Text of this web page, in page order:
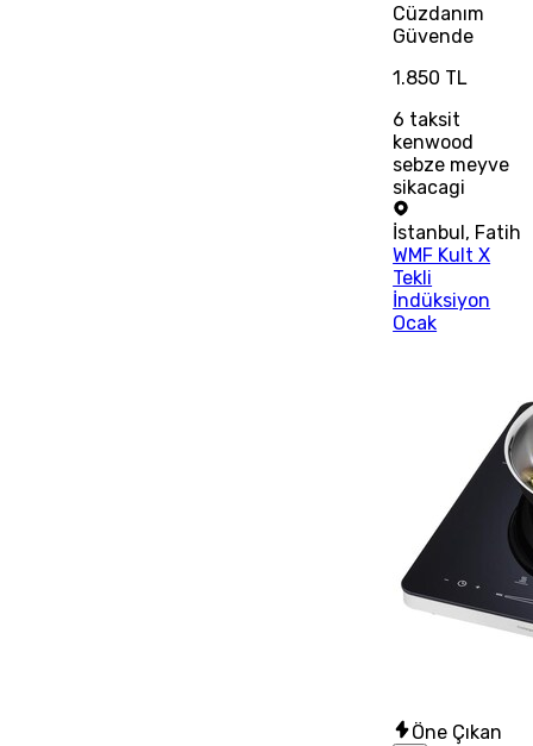
Cüzdanım
Güvende
1.850 TL
6 taksit
kenwood
sebze meyve
sikacagi
İstanbul, Fatih
WMF Kult X
Tekli
İndüksiyon
Ocak
Öne Çıkan